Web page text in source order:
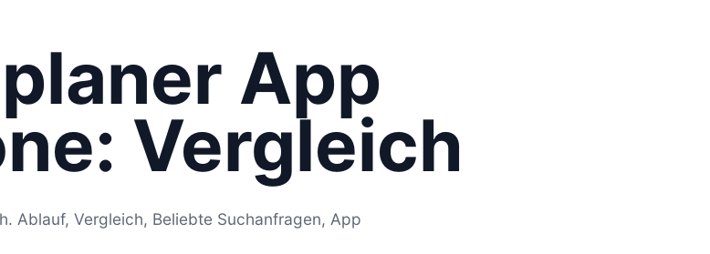
App
Vergleich
Ablauf, Vergleich, Beliebte Suchanfragen, App